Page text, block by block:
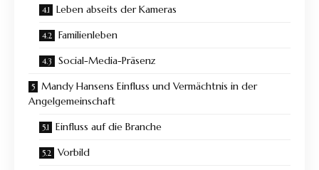
Leben abseits der Kameras
Familienleben
Social-Media-Präsenz
Mandy Hansens Einfluss und Vermächtnis in der
Angelgemeinschaft
Einfluss auf die Branche
Vorbild